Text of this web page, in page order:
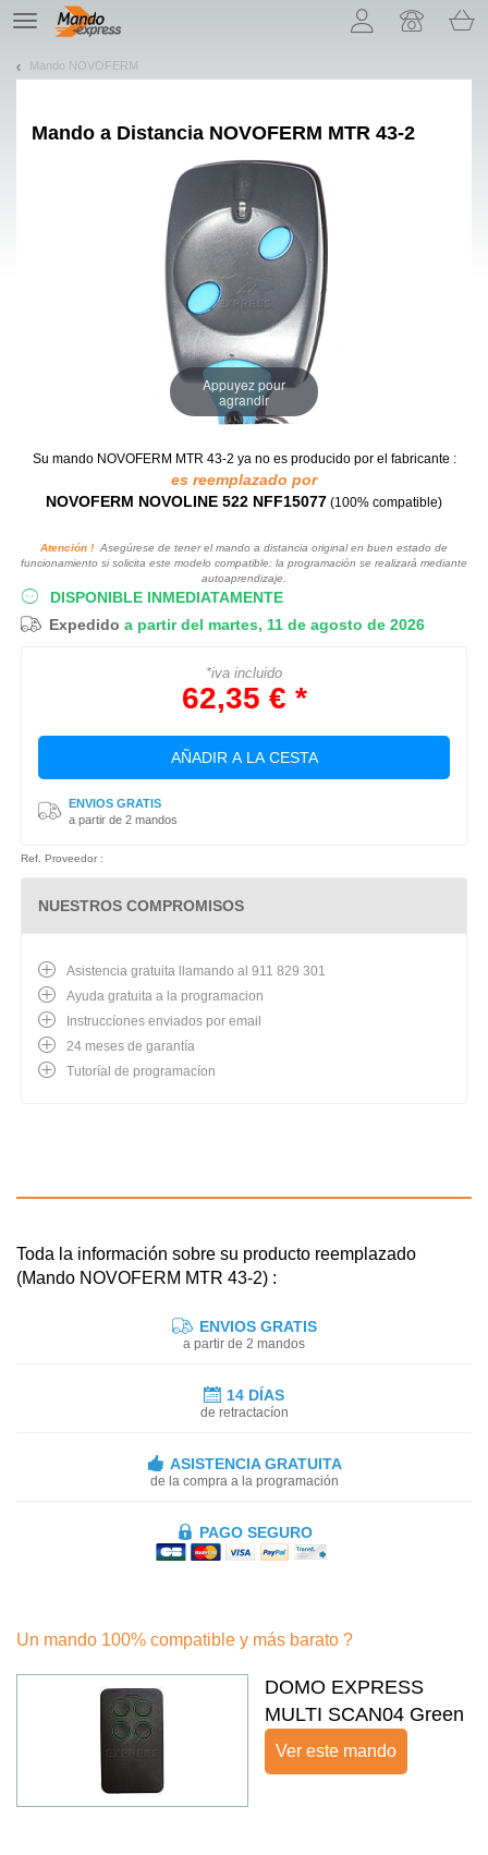
TE
navigation
Mando NOVOFERM
Mando a Distancia NOVOFERM MTR 43-2
Appuyez pour
agrandir
Su mando NOVOFERM MTR 43-2 ya no es producido por el fabricante :
es reemplazado por
NOVOFERM NOVOLINE 522 NFF15077 (100% compatible)
Atención ! Asegúrese de tener el mando a distancia original en buen estado de
funcionamiento si solicita este modelo compatible: la programación se realizará mediante
autoaprendizaje.
DISPONIBLE INMEDIATAMENTE
Expedido a partir del martes, 11 de agosto de 2026
*iva incluido
62,35 € *
AÑADIR A LA CESTA
ENVIOS GRATIS
a partir de 2 mandos
Ref. Proveedor :
NUESTROS COMPROMISOS
Asistencia gratuita llamando al 911 829 301
Ayuda gratuita a la programacion
Instruccíones enviados por email
24 meses de garantía
Tutoríal de programacíon
Toda la información sobre su producto reemplazado
(Mando NOVOFERM MTR 43-2) :
ENVIOS GRATIS
a partir de 2 mandos
14 DÍAS
de retractacíon
ASISTENCIA GRATUITA
de la compra a la programación
PAGO SEGURO
Un mando 100% compatible y más barato ?
DOMO EXPRESS
MULTI SCAN04 Green
Ver este mando
¡Permítenos presentarte nuestras cookies!